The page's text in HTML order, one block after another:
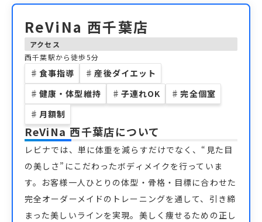
ReViNa 西千葉店
アクセス
西千葉駅から徒歩5分
♯ 食事指導 ♯ 産後ダイエット
♯ 健康・体型維持 ♯ 子連れOK ♯ 完全個室
♯ 月額制
ReViNa 西千葉店について
レビナでは、単に体重を減らすだけでなく、“見た目
の美しさ”にこだわったボディメイクを行っていま
す。お客様一人ひとりの体型・骨格・目標に合わせた
完全オーダーメイドのトレーニングを通して、引き締
まった美しいラインを実現。美しく痩せるための正し